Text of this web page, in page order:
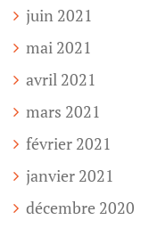
juin 2021
mai 2021
avril 2021
mars 2021
février 2021
janvier 2021
décembre 2020